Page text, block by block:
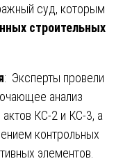
суд, которым
строительных
: Эксперты провели
анализ
КС-2 и КС-3, а
контрольных
элементов.